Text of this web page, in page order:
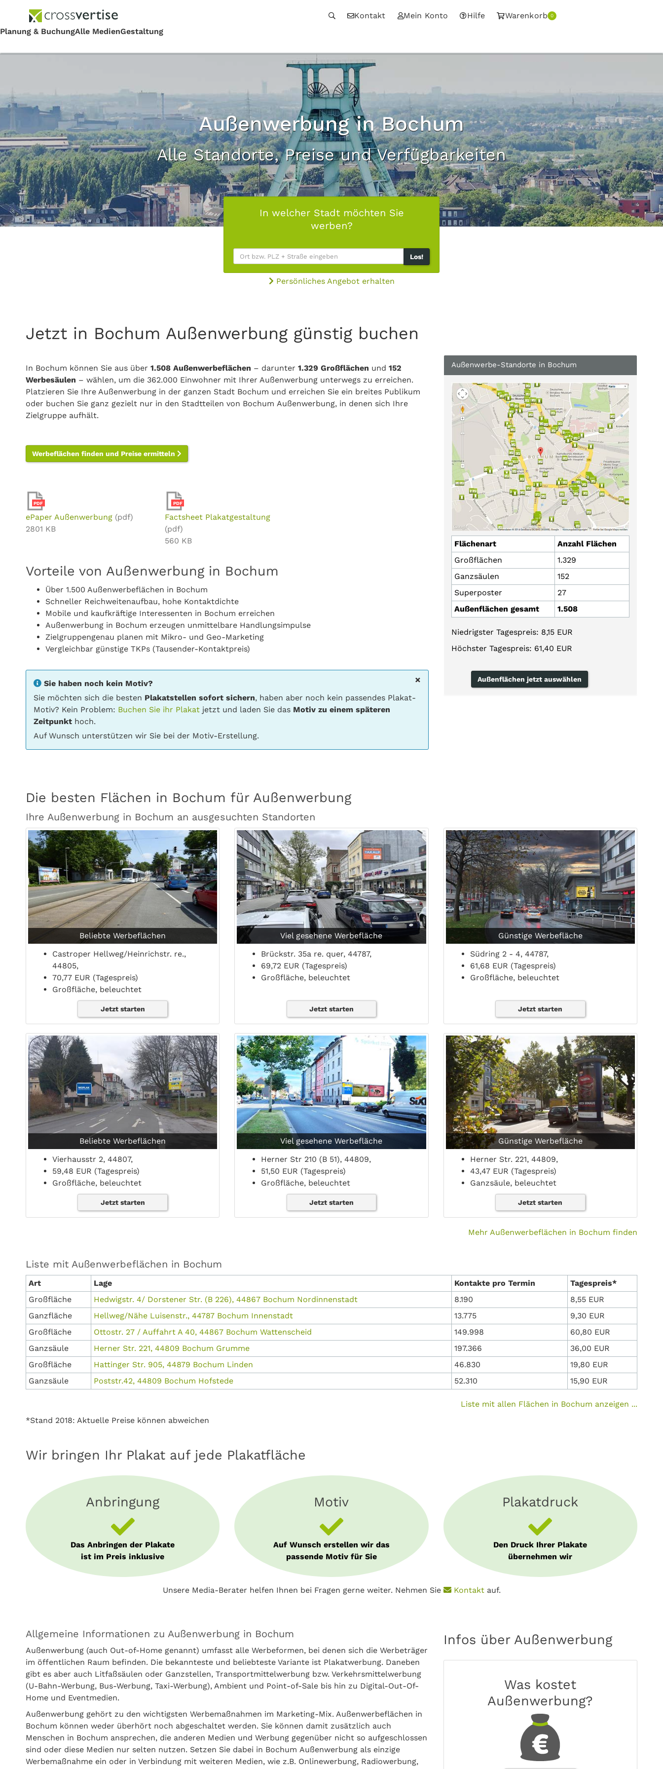
Kontakt Mein Konto Hilfe Warenkorb 0
Außenwerbung in Bochum
Alle Standorte, Preise und Verfügbarkeiten
In welcher Stadt möchten Sie
werben?
Los!
Persönliches Angebot erhalten
Jetzt in Bochum Außenwerbung günstig buchen
In Bochum können Sie aus über 1.508 Außenwerbeflächen – darunter 1.329 Großflächen und 152
Werbesäulen – wählen, um die 362.000 Einwohner mit Ihrer Außenwerbung unterwegs zu erreichen.
Platzieren Sie Ihre Außenwerbung in der ganzen Stadt Bochum und erreichen Sie ein breites Publikum
oder buchen Sie ganz gezielt nur in den Stadtteilen von Bochum Außenwerbung, in denen sich Ihre
Zielgruppe aufhält.
Werbeflächen finden und Preise ermitteln
PDF
ePaper Außenwerbung (pdf)
2801 KB
PDF
Factsheet Plakatgestaltung
(pdf)
560 KB
Vorteile von Außenwerbung in Bochum
Über 1.500 Außenwerbeflächen in Bochum
Schneller Reichweitenaufbau, hohe Kontaktdichte
Mobile und kaufkräftige Interessenten in Bochum erreichen
Außenwerbung in Bochum erzeugen unmittelbare Handlungsimpulse
Zielgruppengenau planen mit Mikro- und Geo-Marketing
Vergleichbar günstige TKPs (Tausender-Kontaktpreis)
×
Sie haben noch kein Motiv?
Sie möchten sich die besten Plakatstellen sofort sichern, haben aber noch kein passendes Plakat-
Motiv? Kein Problem: Buchen Sie ihr Plakat jetzt und laden Sie das Motiv zu einem späteren
Zeitpunkt hoch.
Auf Wunsch unterstützen wir Sie bei der Motiv-Erstellung.
Außenwerbe-Standorte in Bochum
Flächenart
Anzahl Flächen
Großflächen
1.329
Ganzsäulen
152
Superposter
27
Außenflächen gesamt
1.508
Niedrigster Tagespreis: 8,15 EUR
Höchster Tagespreis: 61,40 EUR
Außenflächen jetzt auswählen
Die besten Flächen in Bochum für Außenwerbung
Ihre Außenwerbung in Bochum an ausgesuchten Standorten
Beliebte Werbeflächen
Castroper Hellweg/Heinrichstr. re.,
44805,
70,77 EUR (Tagespreis)
Großfläche, beleuchtet
Jetzt starten
Viel gesehene Werbefläche
Brückstr. 35a re. quer, 44787,
69,72 EUR (Tagespreis)
Großfläche, beleuchtet
Jetzt starten
Günstige Werbefläche
Südring 2 - 4, 44787,
61,68 EUR (Tagespreis)
Großfläche, beleuchtet
Jetzt starten
Beliebte Werbeflächen
Vierhausstr 2, 44807,
59,48 EUR (Tagespreis)
Großfläche, beleuchtet
Jetzt starten
Viel gesehene Werbefläche
Herner Str 210 (B 51), 44809,
51,50 EUR (Tagespreis)
Großfläche, beleuchtet
Jetzt starten
Günstige Werbefläche
Herner Str. 221, 44809,
43,47 EUR (Tagespreis)
Ganzsäule, beleuchtet
Jetzt starten
Mehr Außenwerbeflächen in Bochum finden
Liste mit Außenwerbeflächen in Bochum
Art Lage Kontakte pro Termin
Tagespreis*
Großfläche
Hedwigstr. 4/ Dorstener Str. (B 226), 44867 Bochum Nordinnenstadt 8.190
8,55 EUR
Ganzfläche
Hellweg/Nähe Luisenstr., 44787 Bochum Innenstadt 13.775
9,30 EUR
Großfläche
Ottostr. 27 / Auffahrt A 40, 44867 Bochum Wattenscheid 149.998
60,80 EUR
Ganzsäule
Herner Str. 221, 44809 Bochum Grumme 197.366
36,00 EUR
Großfläche
Hattinger Str. 905, 44879 Bochum Linden 46.830
19,80 EUR
Ganzsäule
Poststr.42, 44809 Bochum Hofstede 52.310 15,90 EUR
Liste mit allen Flächen in Bochum anzeigen ...
*Stand 2018: Aktuelle Preise können abweichen
Wir bringen Ihr Plakat auf jede Plakatfläche
Anbringung
Das Anbringen der Plakate
ist im Preis inklusive
Motiv
Auf Wunsch erstellen wir das
passende Motiv für Sie
Plakatdruck
Den Druck Ihrer Plakate
übernehmen wir
Unsere Media-Berater helfen Ihnen bei Fragen gerne weiter. Nehmen Sie Kontaktauf.
Allgemeine Informationen zu Außenwerbung in Bochum
Außenwerbung (auch Out-of-Home genannt) umfasst alle Werbeformen, bei denen sich die Werbeträger
im öffentlichen Raum befinden. Die bekannteste und beliebteste Variante ist Plakatwerbung. Daneben
gibt es aber auch Litfaßsäulen oder Ganzstellen, Transportmittelwerbung bzw. Verkehrsmittelwerbung
(U-Bahn-Werbung, Bus-Werbung, Taxi-Werbung), Ambient und Point-of-Sale bis hin zu Digital-Out-Of-
Home und Eventmedien.
Außenwerbung gehört zu den wichtigsten Werbemaßnahmen im Marketing-Mix. Außenwerbeflächen in
Bochum können weder überhört noch abgeschaltet werden. Sie können damit zusätzlich auch
Menschen in Bochum ansprechen, die anderen Medien und Werbung gegenüber nicht so aufgeschlossen
sind oder diese Medien nur selten nutzen. Setzen Sie dabei in Bochum Außenwerbung als einzige
Werbemaßnahme ein oder in Verbindung mit weiteren Medien, wie z.B. Onlinewerbung, Radiowerbung,
Infos über Außenwerbung
Was kostet
Außenwerbung?